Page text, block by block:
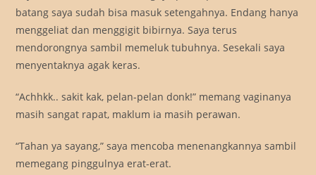
batang saya sudah bisa masuk setengahnya. Endang hanya
menggeliat dan menggigit bibirnya. Saya terus
mendorongnya sambil memeluk tubuhnya. Sesekali saya
menyentaknya agak keras.
“Achhkk.. sakit kak, pelan-pelan donk!” memang vaginanya
masih sangat rapat, maklum ia masih perawan.
“Tahan ya sayang,” saya mencoba menenangkannya sambil
memegang pinggulnya erat-erat.